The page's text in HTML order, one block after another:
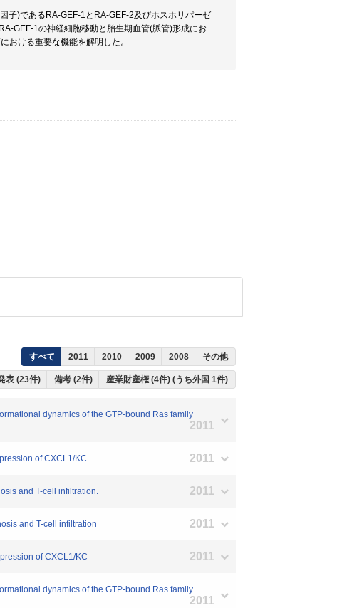
子)であるRA-GEF-1とRA-GEF-2及びホスホリパーゼ
GEF-1の神経細胞移動と胎生期血管(脈管)形成にお
おける重要な機能を解明した。
すべて 2011 2010 2009 2008 その他
表 (23件) 備考 (2件) 産業財産権 (4件) (うち外国 1件)
dynamics of the GTP-bound Ras family
2011
of CXCL1/KC. 2011
and T-cell infiltration. 2011
and T-cell infiltration 2011
of CXCL1/KC 2011
dynamics of the GTP-bound Ras family
2011